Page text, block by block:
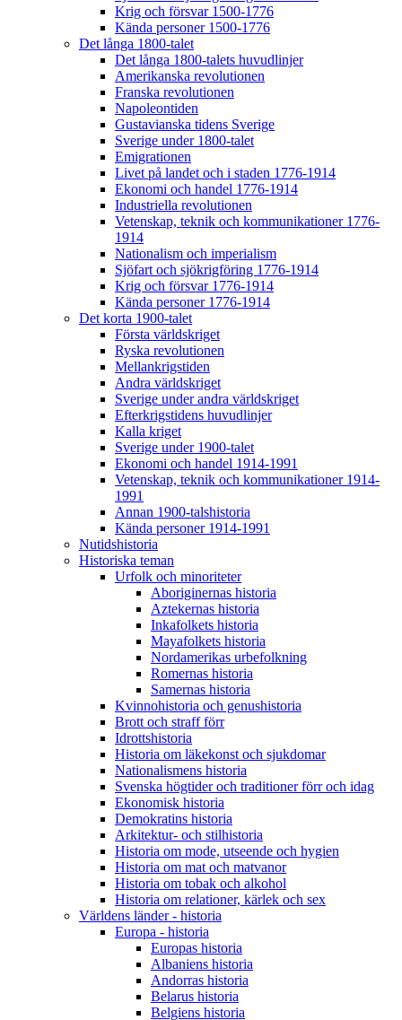
Krig och försvar 1500-1776
Kända personer 1500-1776
Det långa 1800-talet
Det långa 1800-talets huvudlinjer
Amerikanska revolutionen
Franska revolutionen
Napoleontiden
Gustavianska tidens Sverige
Sverige under 1800-talet
Emigrationen
Livet på landet och i staden 1776-1914
Ekonomi och handel 1776-1914
Industriella revolutionen
Vetenskap, teknik och kommunikationer 1776-
1914
Nationalism och imperialism
Sjöfart och sjökrigföring 1776-1914
Krig och försvar 1776-1914
Kända personer 1776-1914
Det korta 1900-talet
Första världskriget
Ryska revolutionen
Mellankrigstiden
Andra världskriget
Sverige under andra världskriget
Efterkrigstidens huvudlinjer
Kalla kriget
Sverige under 1900-talet
Ekonomi och handel 1914-1991
Vetenskap, teknik och kommunikationer 1914-
1991
Annan 1900-talshistoria
Kända personer 1914-1991
Nutidshistoria
Historiska teman
Urfolk och minoriteter
Aboriginernas historia
Aztekernas historia
Inkafolkets historia
Mayafolkets historia
Nordamerikas urbefolkning
Romernas historia
Samernas historia
Kvinnohistoria och genushistoria
Brott och straff förr
Idrottshistoria
Historia om läkekonst och sjukdomar
Nationalismens historia
Svenska högtider och traditioner förr och idag
Ekonomisk historia
Demokratins historia
Arkitektur- och stilhistoria
Historia om mode, utseende och hygien
Historia om mat och matvanor
Historia om tobak och alkohol
Historia om relationer, kärlek och sex
Världens länder - historia
Europa - historia
Europas historia
Albaniens historia
Andorras historia
Belarus historia
Belgiens historia